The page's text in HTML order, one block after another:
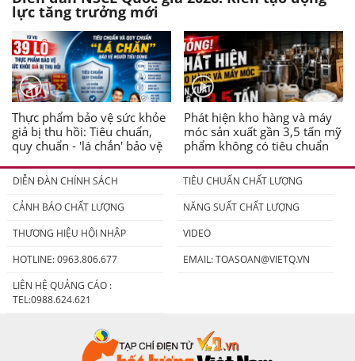
lực tăng trưởng mới
Thực phẩm bảo vệ sức khỏe
giả bị thu hồi: Tiêu chuẩn,
quy chuẩn - 'lá chắn' bảo vệ
Phát hiện kho hàng và máy
móc sản xuất gần 3,5 tấn mỹ
phẩm không có tiêu chuẩn
DIỄN ĐÀN CHÍNH SÁCH
TIÊU CHUẨN CHẤT LƯỢNG
CẢNH BÁO CHẤT LƯỢNG
NĂNG SUẤT CHẤT LƯỢNG
THƯƠNG HIỆU HỘI NHẬP
VIDEO
HOTLINE: 0963.806.677
EMAIL:TOASOAN@VIETQ.VN
LIÊN HỆ QUẢNG CÁO :
TEL:0988.624.621